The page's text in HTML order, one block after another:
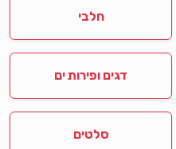
חלבי
דגים ופירות ים
סלטים